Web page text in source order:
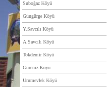
Suboğaz Köyü
Güngürge Köyü
Y.Savcılı Köyü
A.Savcılı Köyü
Tokdemir Köyü
Güreniz Köyü
Urumevlek Köyü